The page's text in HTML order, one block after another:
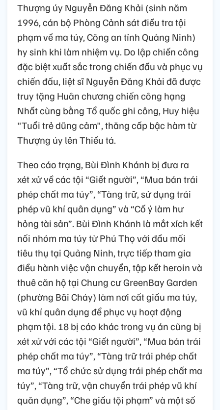
Thượng úy Nguyễn Đăng Khải (sinh năm
1996, cán bộ Phòng Cảnh sát điều tra tội
phạm về ma túy, Công an tỉnh Quảng Ninh)
hy sinh khi làm nhiệm vụ. Do lập chiến công
đặc biệt xuất sắc trong chiến đấu và phục vụ
chiến đấu, liệt sĩ Nguyễn Đăng Khải đã được
truy tặng Huân chương chiến công hạng
Nhất cùng bằng Tổ quốc ghi công, Huy hiệu
"Tuổi trẻ dũng cảm", thăng cấp bậc hàm từ
Thượng úy lên Thiếu tá.
Theo cáo trạng, Bùi Đình Khánh bị đưa ra
xét xử về các tội “Giết người”, “Mua bán trái
phép chất ma túy”, “Tàng trữ, sử dụng trái
phép vũ khí quân dụng” và “Cố ý làm hư
hỏng tài sản”. Bùi Đình Khánh là mắt xích kết
nối nhóm ma túy từ Phú Thọ với đầu mối
tiêu thụ tại Quảng Ninh, trực tiếp tham gia
điều hành việc vận chuyển, tập kết heroin và
thuê căn hộ tại Chung cư GreenBay Garden
(phường Bãi Cháy) làm nơi cất giấu ma túy,
vũ khí quân dụng để phục vụ hoạt động
phạm tội. 18 bị cáo khác trong vụ án cũng bị
xét xử với các tội “Giết người”, “Mua bán trái
phép chất ma túy”, “Tàng trữ trái phép chất
ma túy”, “Tổ chức sử dụng trái phép chất ma
túy”, “Tàng trữ, vận chuyển trái phép vũ khí
quân dụng”, “Che giấu tội phạm” và một số